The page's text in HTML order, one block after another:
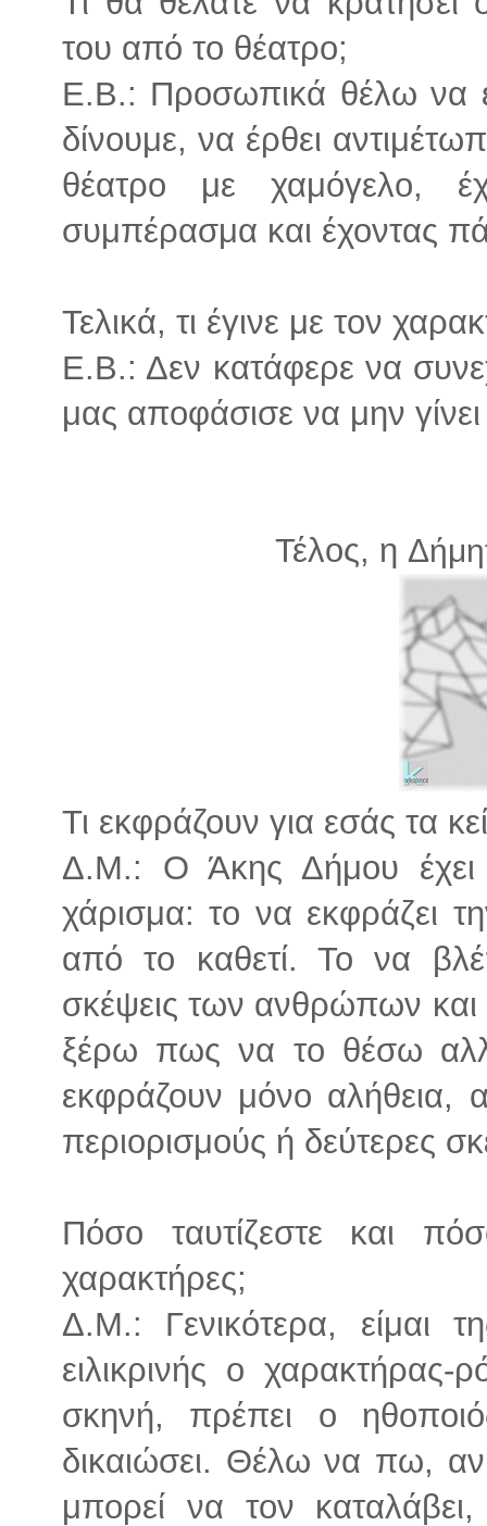
του από το θέατρο;
Ε.Β.: Προσωπικά θέλω να
δίνουμε, να έρθει
θέατρο με χαμόγελο,
συμπέρασμα και έχοντας
Τελικά, τι έγινε με τον
Ε.Β.: Δεν κατάφερε να
μας αποφάσισε να μην
Τέλος, η
Τι εκφράζουν για εσάς τα
Δ.Μ.: Ο Άκης Δήμου έχει
χάρισμα: το να εκφράζει
από το καθετί. Το να
σκέψεις των ανθρώπων και
ξέρω πως να το θέσω
εκφράζουν μόνο αλήθεια,
περιορισμούς ή δεύτερες
Πόσο ταυτίζεστε και
χαρακτήρες;
Δ.Μ.: Γενικότερα, είμαι
ειλικρινής ο
σκηνή, πρέπει ο
δικαιώσει. Θέλω να πω,
μπορεί να τον